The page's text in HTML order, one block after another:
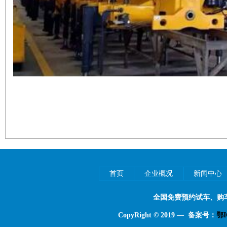
首页 企业概况 新闻中心
全国免费预约试车、购
CopyRight © 2019 — 备案号： 鄂